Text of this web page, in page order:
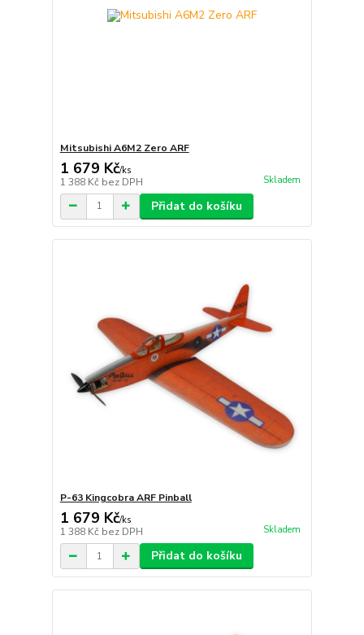
Mitsubishi A6M2 Zero ARF
1 679 Kč/ks
1 388 Kč bez DPH Skladem
Přidat do košíku
P-63 Kingcobra ARF Pinball
1 679 Kč/ks
1 388 Kč bez DPH Skladem
Přidat do košíku